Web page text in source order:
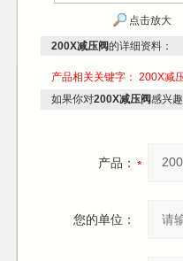
点击放大
200X减压阀的详细资料：
产品相关关键字： 200X减
如果你对200X减压阀感兴
产品：
您的单位：